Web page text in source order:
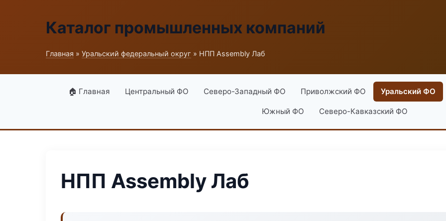
Каталог промышленных компаний
Главная » Уральский федеральный округ » НПП Assembly Лаб
🏠 Главная Центральный ФО Северо-Западный ФО Приволжский ФО Уральский ФО
Южный ФО Северо-Кавказский ФО
НПП Assembly Лаб